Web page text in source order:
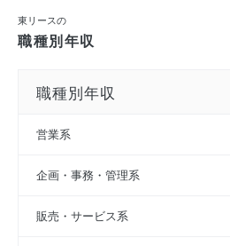
東リースの
職種別年収
職種別年収
営業系
企画・事務・管理系
販売・サービス系